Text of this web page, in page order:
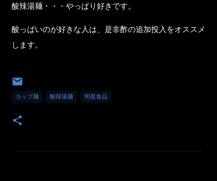
酸辣湯麺・・・やっぱり好きです。
酸っぱいのが好きな人は、是非酢の追加投入をオススメ
します。
カップ麺 酸辣湯麺 明星食品